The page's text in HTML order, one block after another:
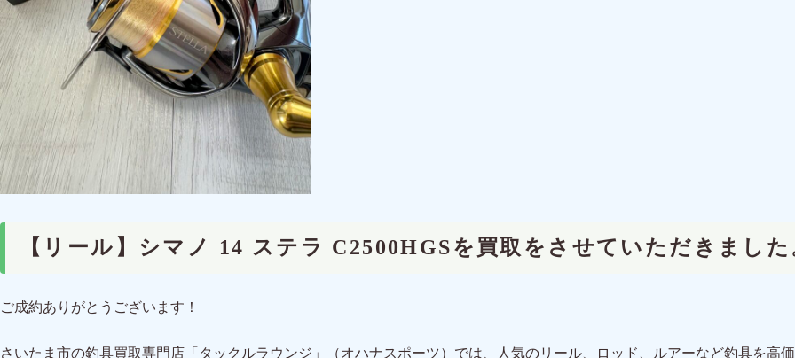
【リール】シマノ 14 ステラ C2500HGSを買取をさせていただきました
ご成約ありがとうございます！
さいたま市の釣具買取専門店「タックルラウンジ」（オハナスポーツ）では、人気のリール、ロッド、ルアーなど釣具を高